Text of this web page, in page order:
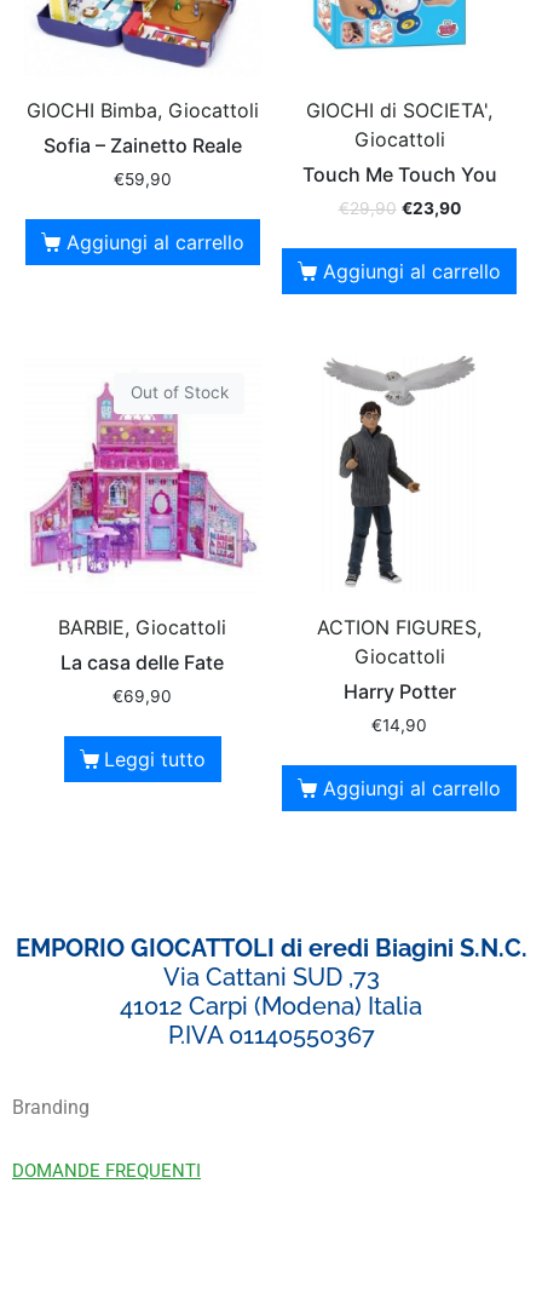
GIOCHI Bimba, Giocattoli
Sofia – Zainetto Reale
€59,90
Aggiungi al carrello
GIOCHI di SOCIETA',
Giocattoli
Touch Me Touch You
€29,90 €23,90
Aggiungi al carrello
Out of Stock
BARBIE, Giocattoli
La casa delle Fate
€69,90
Leggi tutto
ACTION FIGURES,
Giocattoli
Harry Potter
€14,90
Aggiungi al carrello
EMPORIO GIOCATTOLI di eredi Biagini S.N.C.
Via Cattani SUD ,73
41012 Carpi (Modena) Italia
P.IVA 01140550367
Branding
DOMANDE FREQUENTI